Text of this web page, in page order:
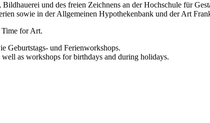
und des freien Zeichnens an der Hochschule für
sowie in der Allgemeinen Hypothekenbank und der Art
for Art.
Geburtstags- und Ferienworkshops.
as workshops for birthdays and during holidays.